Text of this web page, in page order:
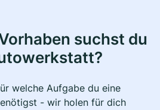
suchst du
welche Aufgabe du eine
- wir holen für dich